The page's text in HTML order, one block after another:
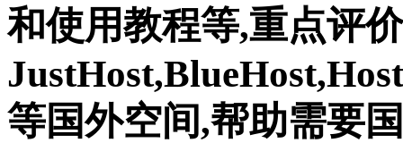
和使用教程等,重点评价
等国外空间,帮助需要